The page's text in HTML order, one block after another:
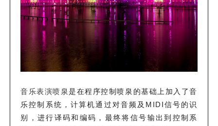
音乐表演喷泉是在程序控制喷泉的基础上加入了音
乐控制系统，计算机通过对音频及MIDI信号的识
别，进行译码和编码，最终将信号输出到控制系